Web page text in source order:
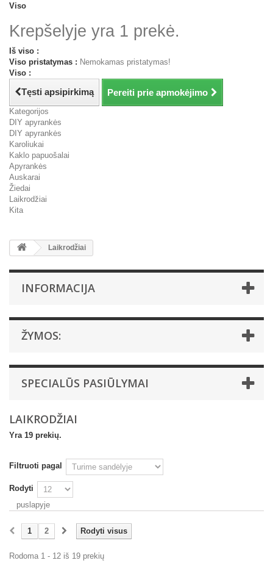
Viso
Krepšelyje yra 1 prekė.
Iš viso :
Viso pristatymas : Nemokamas pristatymas!
Viso :
Tęsti apsipirkimą Pereiti prie apmokėjimo
Kategorijos
DIY apyrankės
DIY apyrankės
Karoliukai
Kaklo papuošalai
Apyrankės
Auskarai
Žiedai
Laikrodžiai
Kita
Laikrodžiai
INFORMACIJA
ŽYMOS:
SPECIALŪS PASIŪLYMAI
LAIKRODŽIAI
Yra 19 prekių.
Filtruoti pagal
Rodyti
puslapyje
Rodyti visus
1 2
Rodoma 1 - 12 iš 19 prekių